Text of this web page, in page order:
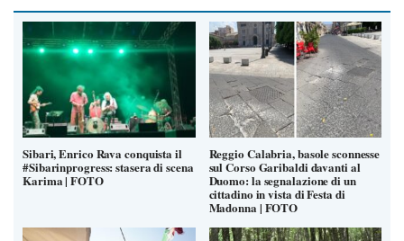
Sibari, Enrico Rava conquista il
#Sibarinprogress: stasera di scena
Karima | FOTO
Reggio Calabria, basole sconnesse
sul Corso Garibaldi davanti al
Duomo: la segnalazione di un
cittadino in vista di Festa di
Madonna | FOTO